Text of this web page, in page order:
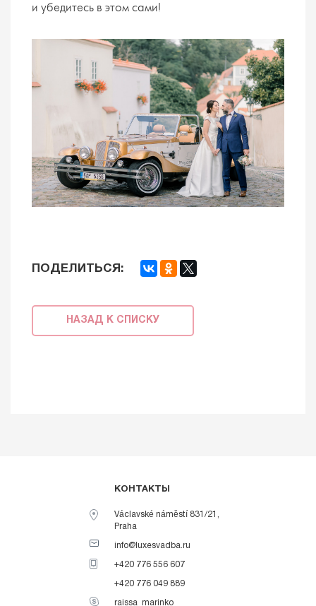
и убедитесь в этом сами!
ПОДЕЛИТЬСЯ:
НАЗАД К СПИСКУ
КОНТАКТЫ
Václavské náměstí 831/21,
Praha
info@luxesvadba.ru
+420 776 556 607
+420 776 049 889
raissa_marinko